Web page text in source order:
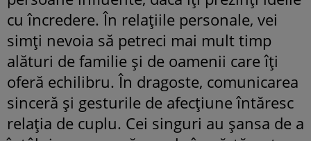
cu încredere. În relațiile personale, vei
simți nevoia să petreci mai mult timp
alături de familie și de oamenii care îți
oferă echilibru. În dragoste, comunicarea
sinceră și gesturile de afecțiune întăresc
relația de cuplu. Cei singuri au șansa de a